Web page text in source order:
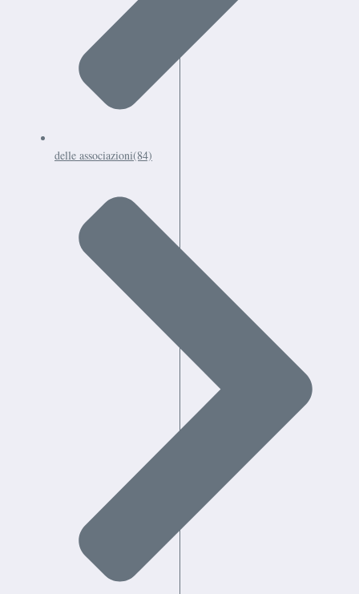
delle associazioni(84)